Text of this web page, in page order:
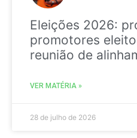
Eleições 2026:
promotores
reunião de
VER MATÉRIA »
28 de julho de 2026